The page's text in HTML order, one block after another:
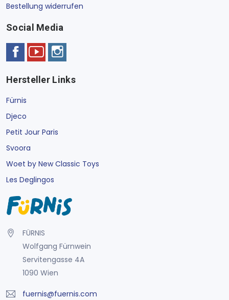
Bestellung widerrufen
Social Media
Hersteller Links
Fürnis
Djeco
Petit Jour Paris
Svoora
Woet by New Classic Toys
Les Deglingos
FÜRNIS
Wolfgang Fürnwein
Servitengasse 4A
1090 Wien
fuernis@fuernis.com